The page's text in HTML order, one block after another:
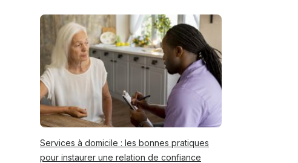
Services à domicile : les bonnes pratiques
pour instaurer une relation de confiance